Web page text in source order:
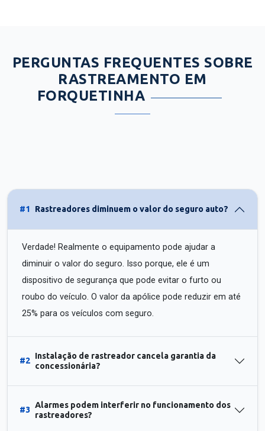
PERGUNTAS FREQUENTES SOBRE
RASTREAMENTO EM
FORQUETINHA
#1 Rastreadores diminuem o valor do seguro auto?
Verdade! Realmente o equipamento pode ajudar a
diminuir o valor do seguro. Isso porque, ele é um
dispositivo de segurança que pode evitar o furto ou
roubo do veículo. O valor da apólice pode reduzir em até
25% para os veículos com seguro.
#2
Instalação de rastreador cancela garantia da
concessionária?
#3
Alarmes podem interferir no funcionamento dos
rastreadores?